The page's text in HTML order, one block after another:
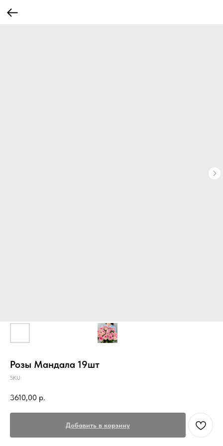
Розы Мандала 19шт
SKU:
3610,00 р.
Добавить в корзину